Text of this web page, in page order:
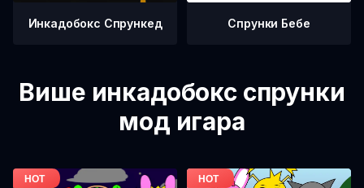
Инкадобокс Спрункед Спрунки Бебе
Више инкадобокс спрунки
мод игара